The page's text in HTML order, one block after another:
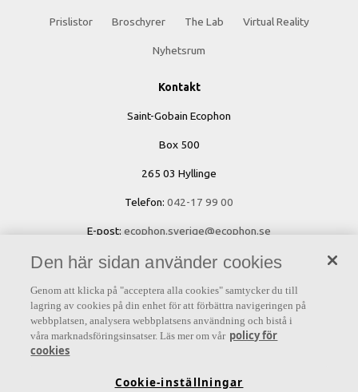
Prislistor Broschyrer The Lab Virtual Reality
Nyhetsrum
Kontakt
Saint-Gobain Ecophon
Box 500
265 03 Hyllinge
Telefon: 042-17 99 00
E-post: ecophon.sverige@ecophon.se
Öppettider & kontaktuppgifter
Rekommenderade belysningsarmaturer för Focus Dg
Den här sidan använder cookies
Genom att klicka på "acceptera alla cookies" samtycker du till
lagring av cookies på din enhet för att förbättra navigeringen på
webbplatsen, analysera webbplatsens användning och bistå i
våra marknadsföringsinsatser. Läs mer om vår policy för
cookies
Cookie-inställningar